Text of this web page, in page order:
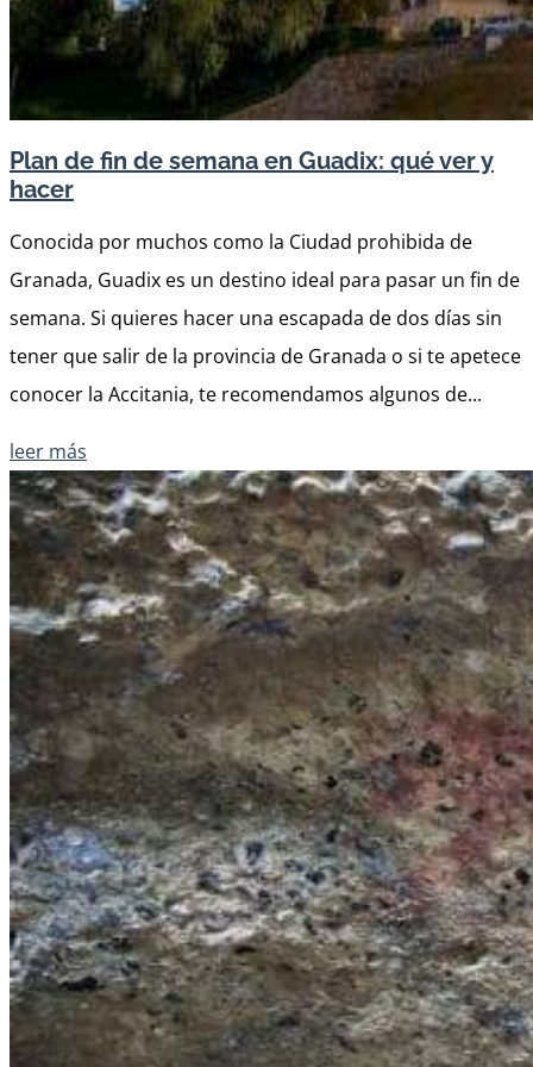
Plan de fin de semana en Guadix: qué ver y
hacer
Conocida por muchos como la Ciudad prohibida de
Granada, Guadix es un destino ideal para pasar un fin de
semana. Si quieres hacer una escapada de dos días sin
tener que salir de la provincia de Granada o si te apetece
conocer la Accitania, te recomendamos algunos de...
leer más